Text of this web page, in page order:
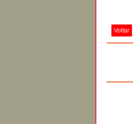
Voltar